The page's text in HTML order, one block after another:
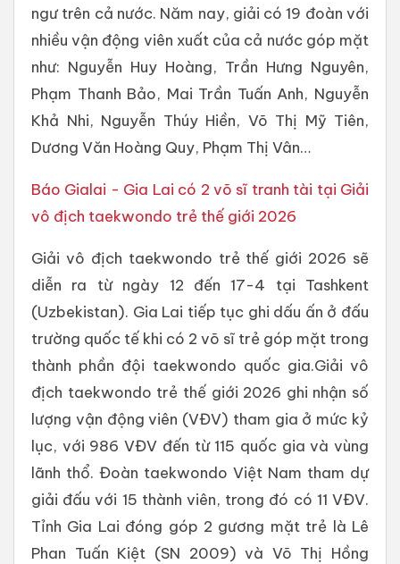
ngư trên cả nước. Năm nay, giải có 19 đoàn với
nhiều vận động viên xuất của cả nước góp mặt
như: Nguyễn Huy Hoàng, Trần Hưng Nguyên,
Phạm Thanh Bảo, Mai Trần Tuấn Anh, Nguyễn
Khả Nhi, Nguyễn Thúy Hiền, Võ Thị Mỹ Tiên,
Dương Văn Hoàng Quy, Phạm Thị Vân…
Báo Gialai - Gia Lai có 2 võ sĩ tranh tài tại Giải
vô địch taekwondo trẻ thế giới 2026
Giải vô địch taekwondo trẻ thế giới 2026 sẽ
diễn ra từ ngày 12 đến 17-4 tại Tashkent
(Uzbekistan). Gia Lai tiếp tục ghi dấu ấn ở đấu
trường quốc tế khi có 2 võ sĩ trẻ góp mặt trong
thành phần đội taekwondo quốc gia.Giải vô
địch taekwondo trẻ thế giới 2026 ghi nhận số
lượng vận động viên (VĐV) tham gia ở mức kỷ
lục, với 986 VĐV đến từ 115 quốc gia và vùng
lãnh thổ. Đoàn taekwondo Việt Nam tham dự
giải đấu với 15 thành viên, trong đó có 11 VĐV.
Tỉnh Gia Lai đóng góp 2 gương mặt trẻ là Lê
Phan Tuấn Kiệt (SN 2009) và Võ Thị Hồng